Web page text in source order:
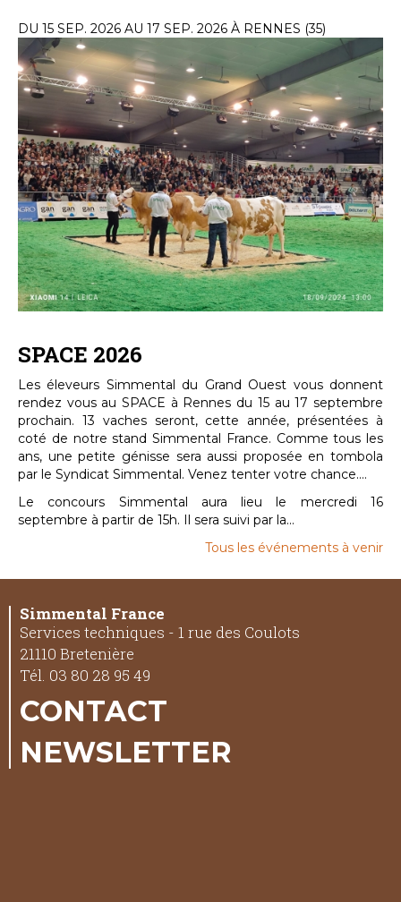
DU 15 SEP. 2026 AU 17 SEP. 2026 À RENNES (35)
SPACE 2026
Les éleveurs Simmental du Grand Ouest vous donnent
rendez vous au SPACE à Rennes du 15 au 17 septembre
prochain. 13 vaches seront, cette année, présentées à
coté de notre stand Simmental France. Comme tous les
ans, une petite génisse sera aussi proposée en tombola
par le Syndicat Simmental. Venez tenter votre chance....
Le concours Simmental aura lieu le mercredi 16
septembre à partir de 15h. Il sera suivi par la...
Tous les événements à venir
Simmental France
Services techniques - 1 rue des Coulots
21110 Bretenière
Tél. 03 80 28 95 49
CONTACT
NEWSLETTER